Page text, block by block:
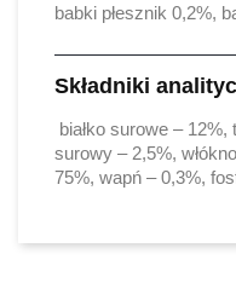
babki płesznik 0,2%,
Składniki
białko surowe – 12%,
surowy – 2,5%,
75%, wapń – 0,3%,